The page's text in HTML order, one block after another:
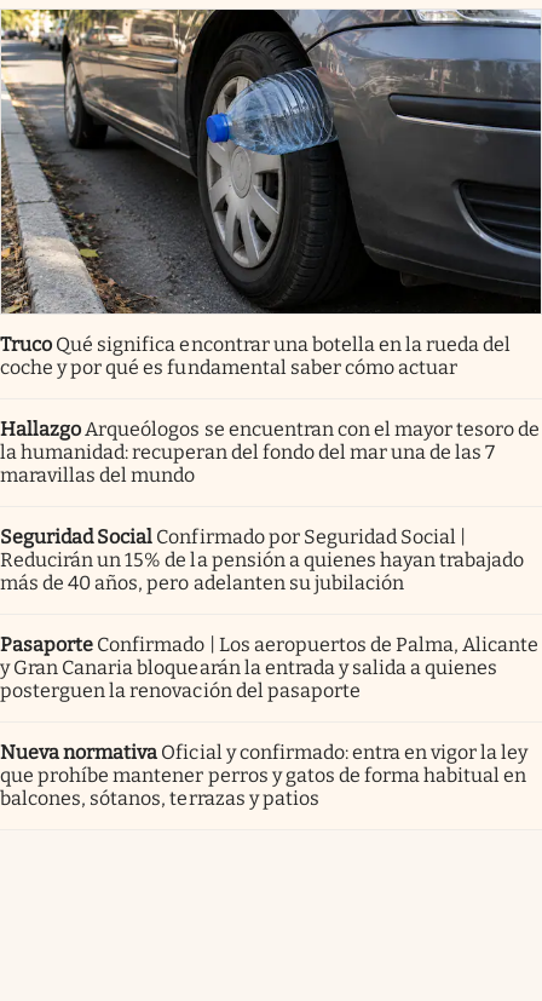
Truco Qué significa encontrar una botella en la rueda del
coche y por qué es fundamental saber cómo actuar
Hallazgo Arqueólogos se encuentran con el mayor tesoro de
la humanidad: recuperan del fondo del mar una de las 7
maravillas del mundo
Seguridad Social Confirmado por Seguridad Social |
Reducirán un 15% de la pensión a quienes hayan trabajado
más de 40 años, pero adelanten su jubilación
Pasaporte Confirmado | Los aeropuertos de Palma, Alicante
y Gran Canaria bloquearán la entrada y salida a quienes
posterguen la renovación del pasaporte
Nueva normativa Oficial y confirmado: entra en vigor la ley
que prohíbe mantener perros y gatos de forma habitual en
balcones, sótanos, terrazas y patios